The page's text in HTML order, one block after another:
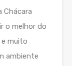
Chácara
o melhor do
muito
ambiente